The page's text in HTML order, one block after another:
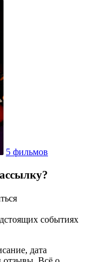
5 фильмов
событиях
дата